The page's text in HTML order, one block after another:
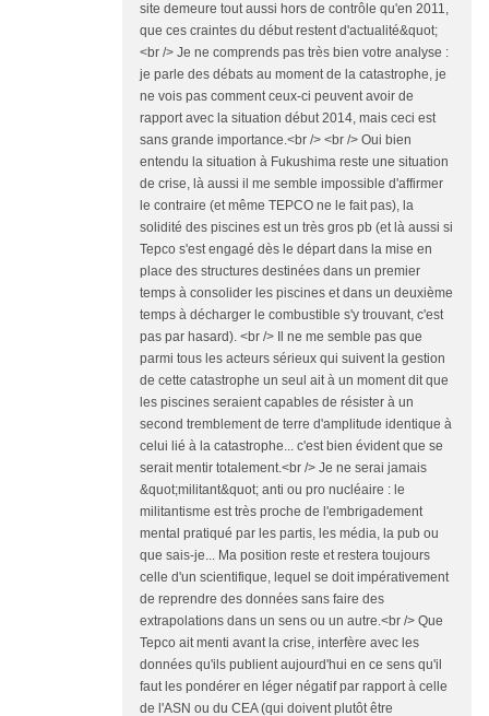
site demeure tout aussi hors de contrôle qu'en 2011,
que ces craintes du début restent d'actualité&quot;
<br /> Je ne comprends pas très bien votre analyse :
je parle des débats au moment de la catastrophe, je
ne vois pas comment ceux-ci peuvent avoir de
rapport avec la situation début 2014, mais ceci est
sans grande importance.<br /> <br /> Oui bien
entendu la situation à Fukushima reste une situation
de crise, là aussi il me semble impossible d'affirmer
le contraire (et même TEPCO ne le fait pas), la
solidité des piscines est un très gros pb (et là aussi si
Tepco s'est engagé dès le départ dans la mise en
place des structures destinées dans un premier
temps à consolider les piscines et dans un deuxième
temps à décharger le combustible s'y trouvant, c'est
pas par hasard). <br /> Il ne me semble pas que
parmi tous les acteurs sérieux qui suivent la gestion
de cette catastrophe un seul ait à un moment dit que
les piscines seraient capables de résister à un
second tremblement de terre d'amplitude identique à
celui lié à la catastrophe... c'est bien évident que se
serait mentir totalement.<br /> Je ne serai jamais
&quot;militant&quot; anti ou pro nucléaire : le
militantisme est très proche de l'embrigadement
mental pratiqué par les partis, les média, la pub ou
que sais-je... Ma position reste et restera toujours
celle d'un scientifique, lequel se doit impérativement
de reprendre des données sans faire des
extrapolations dans un sens ou un autre.<br /> Que
Tepco ait menti avant la crise, interfère avec les
données qu'ils publient aujourd'hui en ce sens qu'il
faut les pondérer en léger négatif par rapport à celle
de l'ASN ou du CEA (qui doivent plutôt être